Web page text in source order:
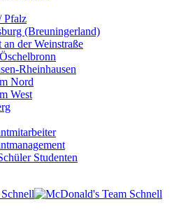
Pfalz
(Breuningerland)
an der Weinstraße
Rheinhausen
Nord
West
Studenten